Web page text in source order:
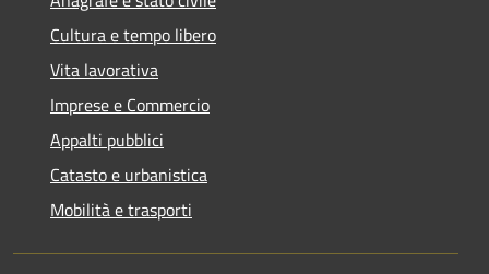
Cultura e tempo libero
Vita lavorativa
Imprese e Commercio
Appalti pubblici
Catasto e urbanistica
Mobilità e trasporti